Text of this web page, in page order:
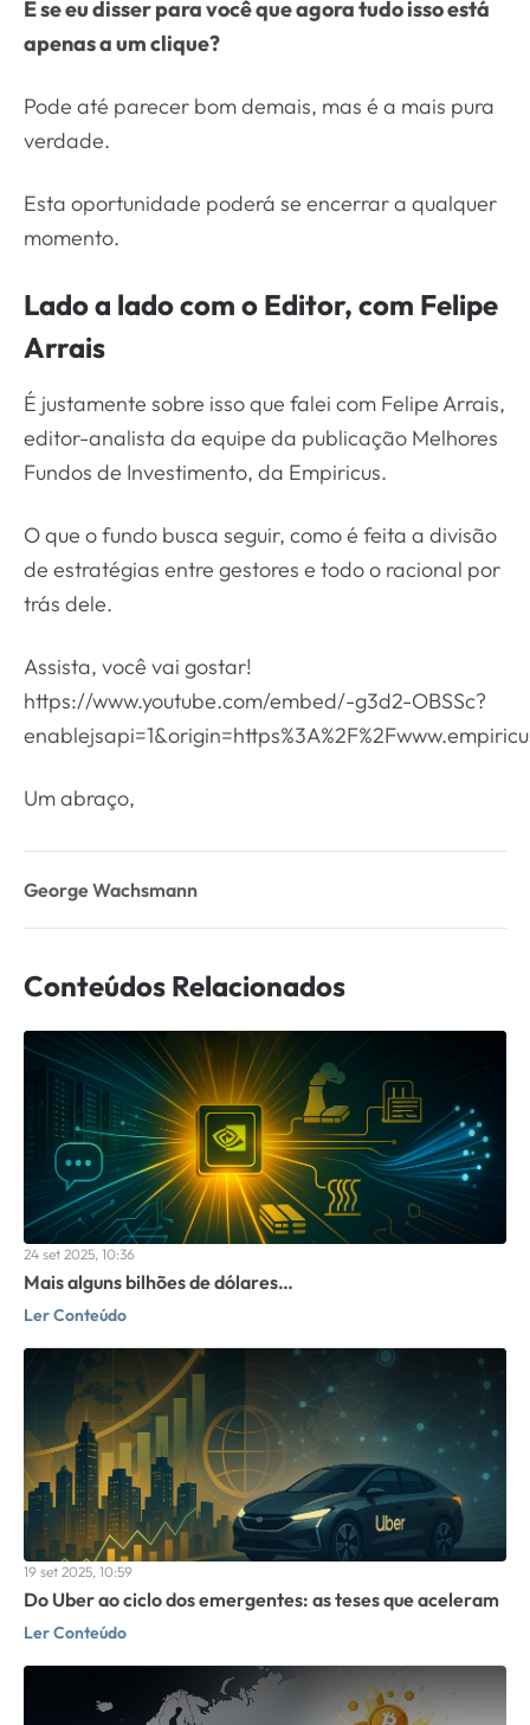
E se eu disser para você que agora tudo isso está
apenas a um clique?
Pode até parecer bom demais, mas é a mais pura
verdade.
Esta oportunidade poderá se encerrar a qualquer
momento.
Lado a lado com o Editor, com Felipe
Arrais
É justamente sobre isso que falei com Felipe Arrais,
editor-analista da equipe da publicação Melhores
Fundos de Investimento, da Empiricus.
O que o fundo busca seguir, como é feita a divisão
de estratégias entre gestores e todo o racional por
trás dele.
Assista, você vai gostar!
https://www.youtube.com/embed/-g3d2-OBSSc?
Um abraço,
George Wachsmann
Conteúdos Relacionados
24 set 2025, 10:36
Mais alguns bilhões de dólares…
Ler Conteúdo
19 set 2025, 10:59
Do Uber ao ciclo dos emergentes: as teses que aceleram
Ler Conteúdo